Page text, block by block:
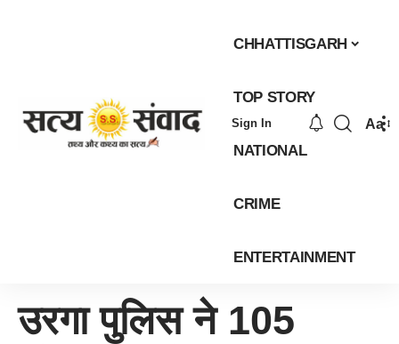
CHHATTISGARH
TOP STORY
NATIONAL
CRIME
ENTERTAINMENT
Sign In Aa
उरगा पुलिस ने 105